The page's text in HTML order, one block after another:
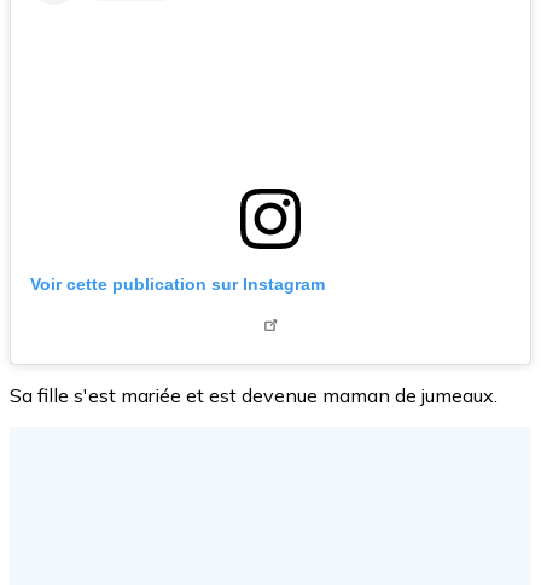
Voir cette publication sur Instagram
Sa fille s'est mariée et est devenue maman de jumeaux.